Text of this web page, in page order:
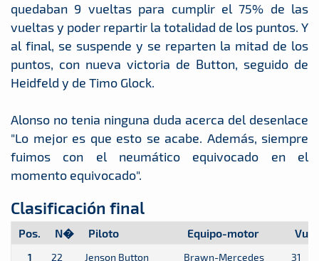
quedaban 9 vueltas para cumplir el 75% de las
vueltas y poder repartir la totalidad de los puntos. Y
al final, se suspende y se reparten la mitad de los
puntos, con nueva victoria de Button, seguido de
Heidfeld y de Timo Glock.
Alonso no tenia ninguna duda acerca del desenlace
"Lo mejor es que esto se acabe. Además, siempre
fuimos con el neumático equivocado en el
momento equivocado".
Clasificación final
Pos. N� Piloto Equipo-motor
1 22 Jenson Button Brawn-Mercedes 31